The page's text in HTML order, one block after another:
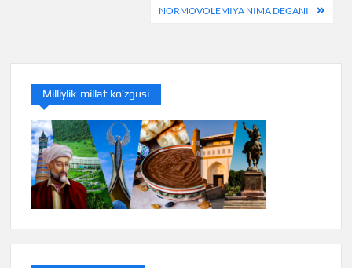
NORMOVOLEMIYA NIMA DEGANI
Milliylik-millat ko’zgusi